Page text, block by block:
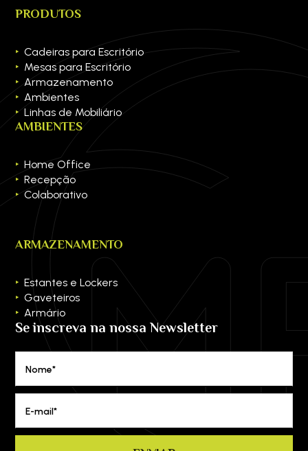
PRODUTOS
Cadeiras para Escritório
Mesas para Escritório
Armazenamento
Ambientes
Linhas de Mobiliário
AMBIENTES
Home Office
Recepção
Colaborativo
ARMAZENAMENTO
Estantes e Lockers
Gaveteiros
Armário
Se inscreva na nossa Newsletter
Nome*
E-mail*